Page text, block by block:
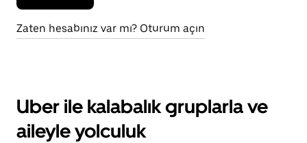
Zaten hesabınız var mı? Oturum açın
Uber ile kalabalık gruplarla ve
aileyle yolculuk